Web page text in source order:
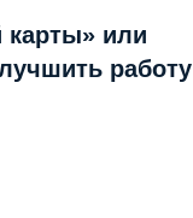
карты» или
работу